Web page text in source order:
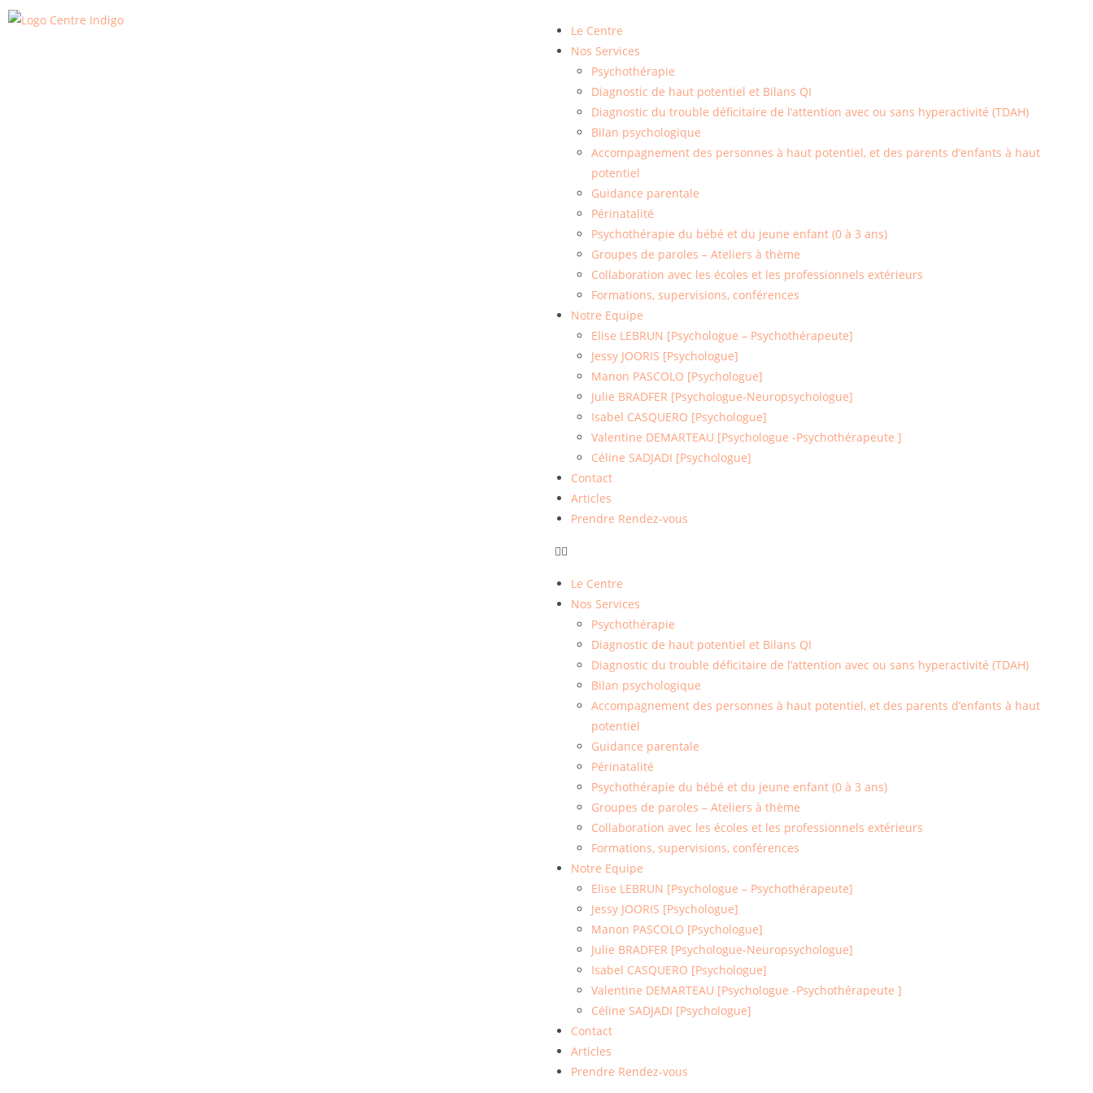
Le Centre
Nos Services
Psychothérapie
Diagnostic de haut potentiel et Bilans QI
Diagnostic du trouble déficitaire de l’attention avec ou sans hyperactivité (TDAH)
Bilan psychologique
Accompagnement des personnes à haut potentiel, et des parents d’enfants à haut
potentiel
Guidance parentale
Périnatalité
Psychothérapie du bébé et du jeune enfant (0 à 3 ans)
Groupes de paroles – Ateliers à thème
Collaboration avec les écoles et les professionnels extérieurs
Formations, supervisions, conférences
Notre Equipe
Elise LEBRUN [Psychologue – Psychothérapeute]
Jessy JOORIS [Psychologue]
Manon PASCOLO [Psychologue]
Julie BRADFER [Psychologue-Neuropsychologue]
Isabel CASQUERO [Psychologue]
Valentine DEMARTEAU [Psychologue -Psychothérapeute ]
Céline SADJADI [Psychologue]
Contact
Articles
Prendre Rendez-vous
Le Centre
Nos Services
Psychothérapie
Diagnostic de haut potentiel et Bilans QI
Diagnostic du trouble déficitaire de l’attention avec ou sans hyperactivité (TDAH)
Bilan psychologique
Accompagnement des personnes à haut potentiel, et des parents d’enfants à haut
potentiel
Guidance parentale
Périnatalité
Psychothérapie du bébé et du jeune enfant (0 à 3 ans)
Groupes de paroles – Ateliers à thème
Collaboration avec les écoles et les professionnels extérieurs
Formations, supervisions, conférences
Notre Equipe
Elise LEBRUN [Psychologue – Psychothérapeute]
Jessy JOORIS [Psychologue]
Manon PASCOLO [Psychologue]
Julie BRADFER [Psychologue-Neuropsychologue]
Isabel CASQUERO [Psychologue]
Valentine DEMARTEAU [Psychologue -Psychothérapeute ]
Céline SADJADI [Psychologue]
Contact
Articles
Prendre Rendez-vous